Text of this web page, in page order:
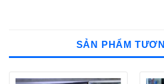
SẢN PHẨM